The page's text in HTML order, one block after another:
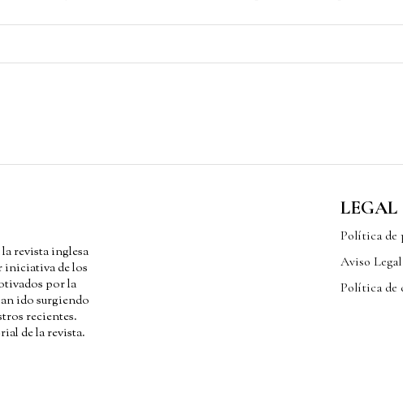
revista inglesa
iniciativa de los
por la
ido surgiendo
recientes.
de la revista.
LEGAL
Política de
Aviso Legal
Política de